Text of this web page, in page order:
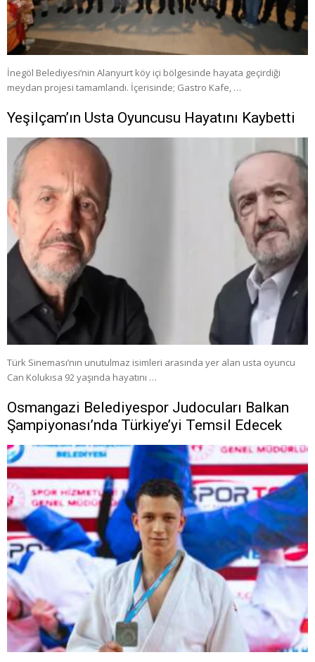
İnegöl Belediyesi’nin Alanyurt köy içi bölgesinde hayata geçirdiği
meydan projesi tamamlandı. İçerisinde; Gastro Kafe, …
Yeşilçam’ın Usta Oyuncusu Hayatını Kaybetti
Türk Sineması’nın unutulmaz isimleri arasında yer alan usta oyuncu
Can Kolukısa 92 yaşında hayatını …
Osmangazi Belediyespor Judocuları Balkan
Şampiyonası’nda Türkiye’yi Temsil Edecek